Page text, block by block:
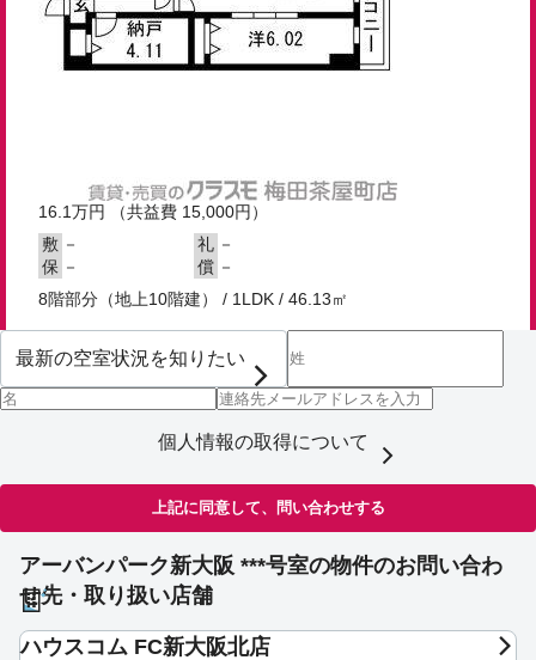
16.1万円
（共益費 15,000円）
敷 － 礼 －
保 － 償 －
8階部分（地上10階建） / 1LDK / 46.13㎡
個人情報の取得について
上記に同意して、問い合わせする
アーバンパーク新大阪 ***号室の物件のお問い合わ
せ先・取り扱い店舗
ハウスコム FC新大阪北店